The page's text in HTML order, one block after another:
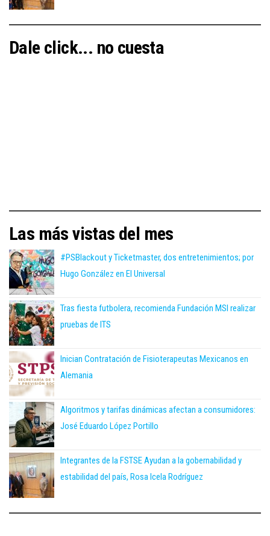
Dale click... no cuesta
Las más vistas del mes
#PSBlackout y Ticketmaster, dos entretenimientos; por
Hugo González en El Universal
Tras fiesta futbolera, recomienda Fundación MSI realizar
pruebas de ITS
Inician Contratación de Fisioterapeutas Mexicanos en
Alemania
Algoritmos y tarifas dinámicas afectan a consumidores:
José Eduardo López Portillo
Integrantes de la FSTSE Ayudan a la gobernabilidad y
estabilidad del país, Rosa Icela Rodríguez